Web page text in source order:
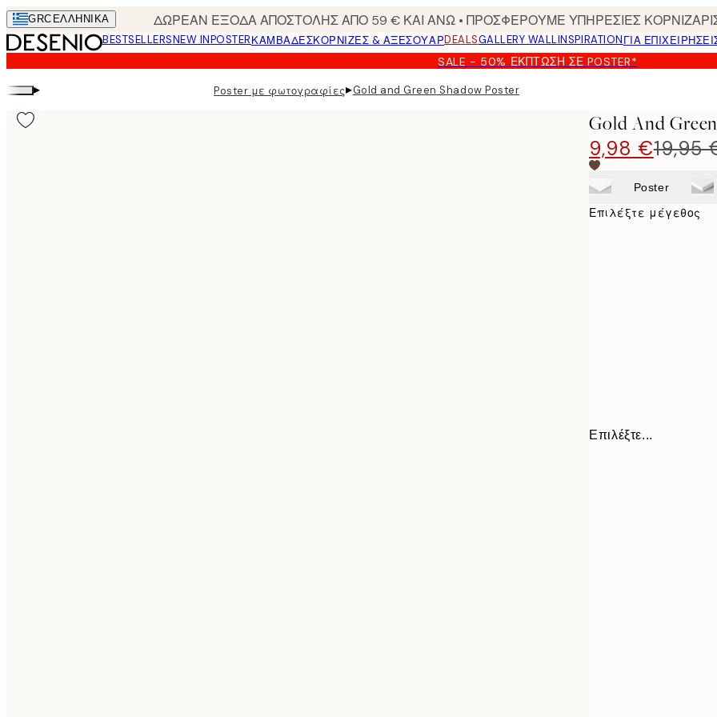
Skip
to
main
content.
GRC ΕΛΛΗΝΙΚΆ ΔΩΡΕΑΝ ΕΞΟΔΑ ΑΠΟΣΤΟΛΗΣ ΑΠΟ 59 € ΚΑΙ ΑΝΩ • ΠΡΟΣΦΕΡΟΥΜΕ ΥΠΗΡΕΣΙΕΣ
BESTSELLERSNEW INPOSTERΚΑΜΒΆΔΕΣΚΟΡΝΊΖΕΣ & ΑΞΕΣΟΥΆΡDEALSGALLERY WALLINSPIRATIONΓΙΑ
SALE - 50% ΈΚΠΤΩΣΗ ΣΕ POSTER*
▸ Poster με φωτογραφίες▸Gold and Green Shadow Poster
Gold And
9,98 €19,95
Poster
Επιλέξτε μέγεθος
Επιλέξτε...